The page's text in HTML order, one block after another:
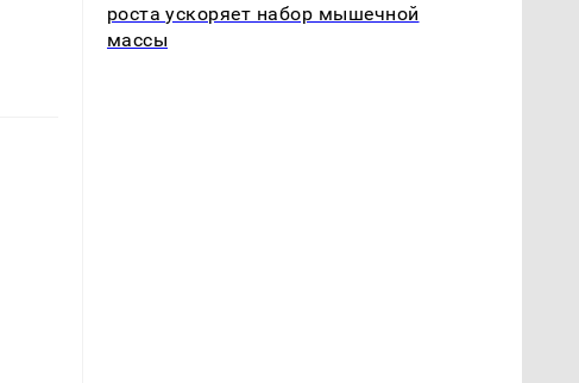
роста ускоряет набор мышечной
массы